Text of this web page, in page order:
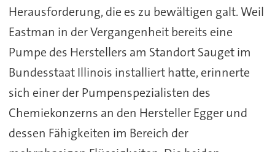
Herausforderung, die es zu bewältigen galt. Weil
Eastman in der Vergangenheit bereits eine
Pumpe des Herstellers am Standort Sauget im
Bundesstaat Illinois installiert hatte, erinnerte
sich einer der Pumpenspezialisten des
Chemiekonzerns an den Hersteller Egger und
dessen Fähigkeiten im Bereich der